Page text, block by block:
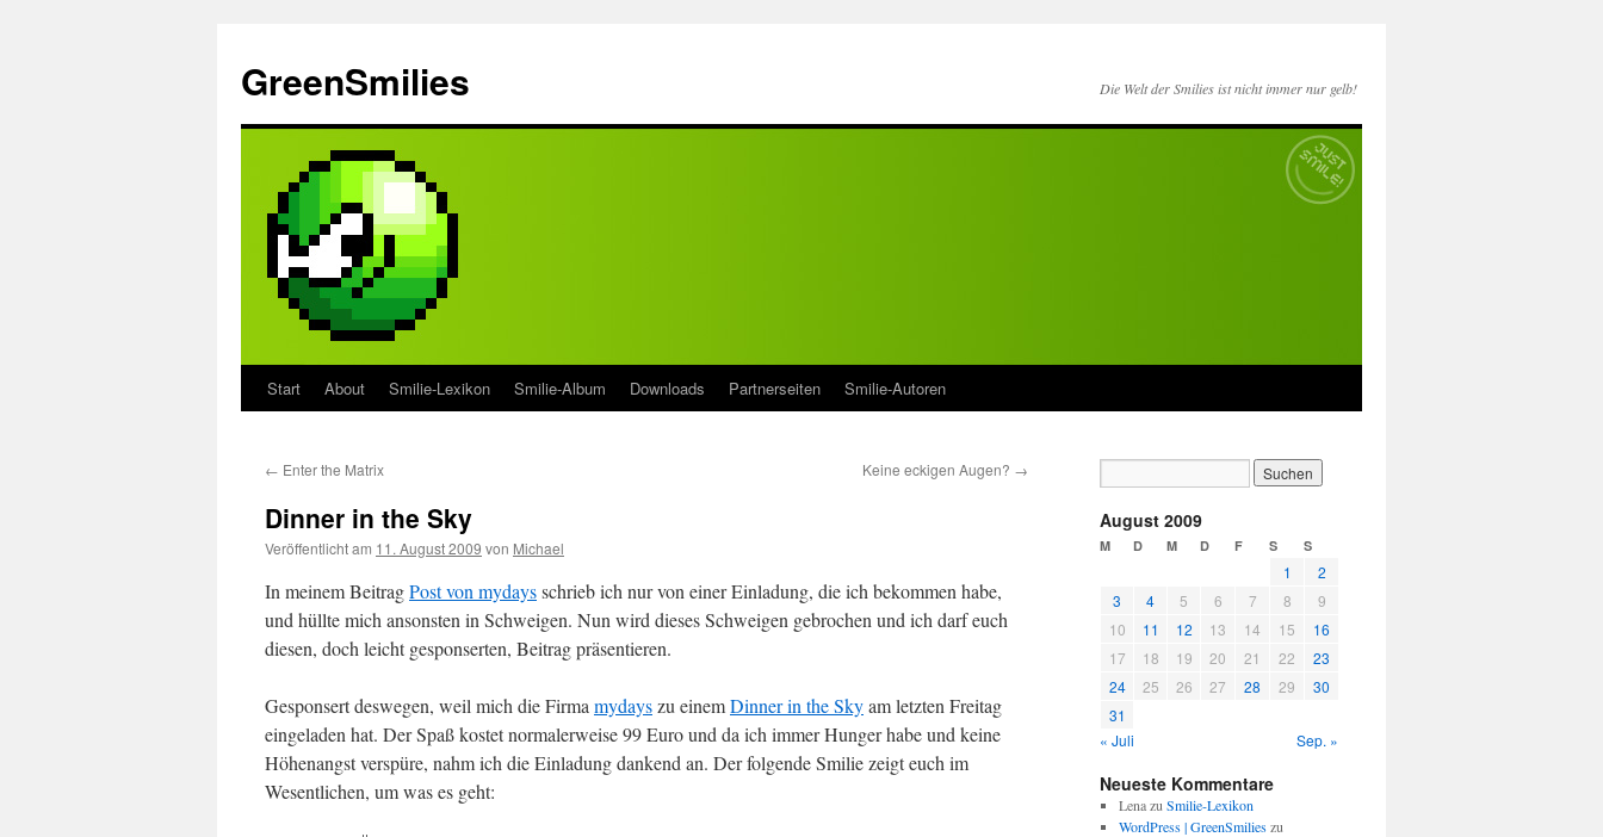
springen
GreenSmilies Die Welt der Smilies ist nicht immer nur gelb!
Start About Smilie-Lexikon Smilie-Album Downloads Partnerseiten Smilie-Autoren
← Enter the Matrix Keine eckigen Augen? →
Dinner in the Sky
Veröffentlicht am 11. August 2009 von Michael
In meinem BeitragPost von mydaysschrieb ich nur von einer Einladung, die ich bekommen habe,
und hüllte mich ansonsten in Schweigen. Nun wird dieses Schweigen gebrochen und ich darf euch
diesen, doch leicht gesponserten, Beitrag präsentieren.
Gesponsert deswegen, weil mich die Firma mydayszu einemDinner in the Skyam letzten Freitag
eingeladen hat. Der Spaß kostet normalerweise 99 Euro und da ich immer Hunger habe und keine
Höhenangst verspüre, nahm ich die Einladung dankend an. Der folgende Smilie zeigt euch im
Wesentlichen, um was es geht:
August 2009
M D M D F S S
1
2
3
4 5 6 7 8
9
10
11 12 13 14 15
16
17
18 19 20 21 22
23
24
25 26 27 28 29
30
31
« Juli
Sep. »
Neueste Kommentare
Lenazu Smilie-Lexikon
WordPress | GreenSmilieszu